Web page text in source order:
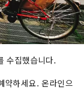
수집했습니다.
약하세요. 온라인으